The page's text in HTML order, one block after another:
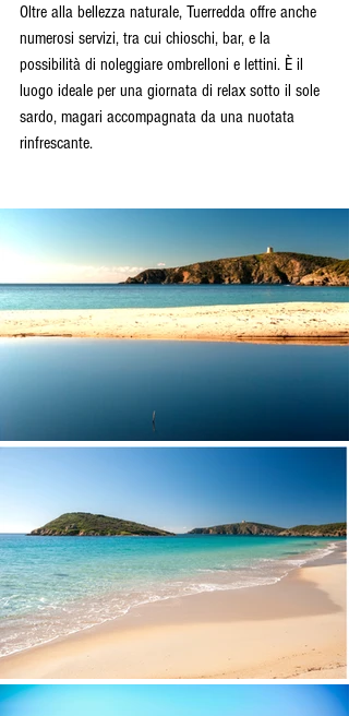
Oltre alla bellezza naturale, Tuerredda offre anche
numerosi servizi, tra cui chioschi, bar, e la
possibilità di noleggiare ombrelloni e lettini. È il
luogo ideale per una giornata di relax sotto il sole
sardo, magari accompagnata da una nuotata
rinfrescante.